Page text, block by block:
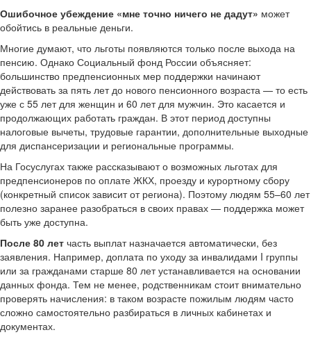
Ошибочное убеждение «мне точно ничего не дадут» может
обойтись в реальные деньги.
Многие думают, что льготы появляются только после выхода на
пенсию. Однако Социальный фонд России объясняет:
большинство предпенсионных мер поддержки начинают
действовать за пять лет до нового пенсионного возраста — то есть
уже с 55 лет для женщин и 60 лет для мужчин. Это касается и
продолжающих работать граждан. В этот период доступны
налоговые вычеты, трудовые гарантии, дополнительные выходные
для диспансеризации и региональные программы.
На Госуслугах также рассказывают о возможных льготах для
предпенсионеров по оплате ЖКХ, проезду и курортному сбору
(конкретный список зависит от региона). Поэтому людям 55–60 лет
полезно заранее разобраться в своих правах — поддержка может
быть уже доступна.
После 80 лет часть выплат назначается автоматически, без
заявления. Например, доплата по уходу за инвалидами I группы
или за гражданами старше 80 лет устанавливается на основании
данных фонда. Тем не менее, родственникам стоит внимательно
проверять начисления: в таком возрасте пожилым людям часто
сложно самостоятельно разбираться в личных кабинетах и
документах.